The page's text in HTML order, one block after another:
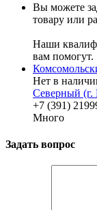
Вы можете
товару или
Наши
вам помогут.
Нет в
Северный (г.
+7 (391)
Много
Задать вопрос